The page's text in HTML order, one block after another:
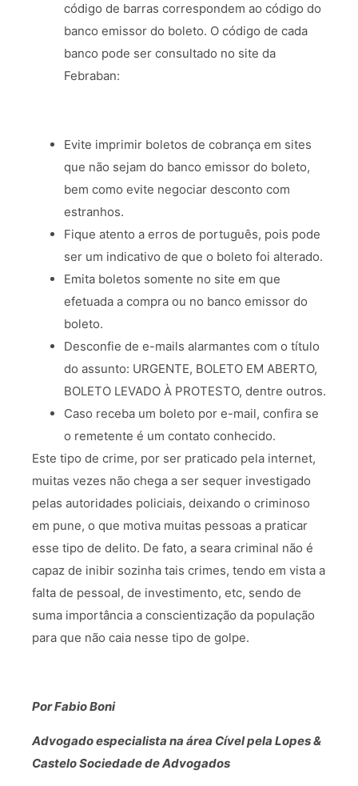
código de barras correspondem ao código do
banco emissor do boleto. O código de cada
banco pode ser consultado no site da
Febraban:
Evite imprimir boletos de cobrança em sites
que não sejam do banco emissor do boleto,
bem como evite negociar desconto com
estranhos.
Fique atento a erros de português, pois pode
ser um indicativo de que o boleto foi alterado.
Emita boletos somente no site em que
efetuada a compra ou no banco emissor do
boleto.
Desconfie de e-mails alarmantes com o título
do assunto: URGENTE, BOLETO EM ABERTO,
BOLETO LEVADO À PROTESTO, dentre outros.
Caso receba um boleto por e-mail, confira se
o remetente é um contato conhecido.
Este tipo de crime, por ser praticado pela internet,
muitas vezes não chega a ser sequer investigado
pelas autoridades policiais, deixando o criminoso
em pune, o que motiva muitas pessoas a praticar
esse tipo de delito. De fato, a seara criminal não é
capaz de inibir sozinha tais crimes, tendo em vista a
falta de pessoal, de investimento, etc, sendo de
suma importância a conscientização da população
para que não caia nesse tipo de golpe.
Por Fabio Boni
Advogado especialista na área Cível pela Lopes &
Castelo Sociedade de Advogados